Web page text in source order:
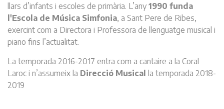
llars d’infants i escoles de primària. L’any 1990 funda
l'Escola de Música Simfonia, a Sant Pere de Ribes,
exercint com a Directora i Professora de llenguatge musical i
piano fins l’actualitat.
La temporada 2016-2017 entra com a cantaire a la Coral
Laroc i n’assumeix la Direcció Musical la temporada 2018-
2019